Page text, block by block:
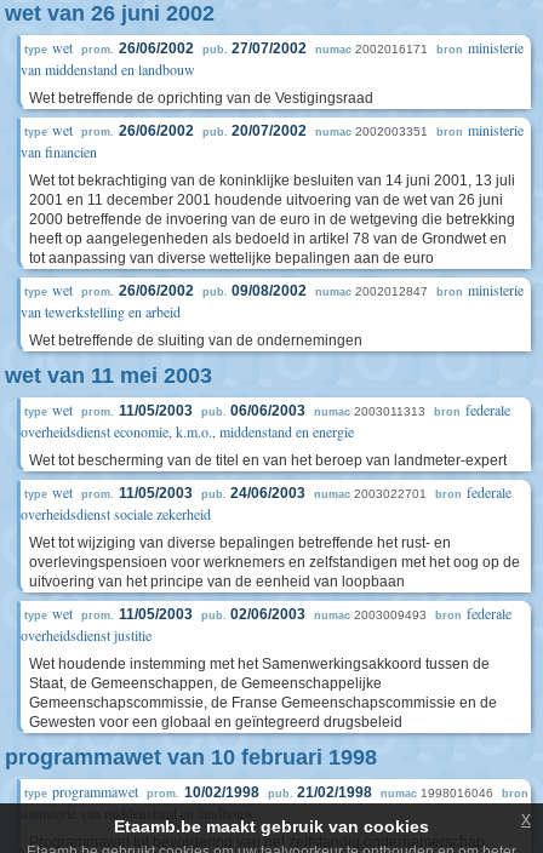
wet van 26 juni 2002
type wet prom. 26/06/2002 pub. 27/07/2002 numac 2002016171 bron ministerie
van middenstand en landbouw
Wet betreffende de oprichting van de Vestigingsraad
type wet prom. 26/06/2002 pub. 20/07/2002 numac 2002003351 bron ministerie
van financien
Wet tot bekrachtiging van de koninklijke besluiten van 14 juni 2001, 13 juli
2001 en 11 december 2001 houdende uitvoering van de wet van 26 juni
2000 betreffende de invoering van de euro in de wetgeving die betrekking
heeft op aangelegenheden als bedoeld in artikel 78 van de Grondwet en
tot aanpassing van diverse wettelijke bepalingen aan de euro
type wet prom. 26/06/2002 pub. 09/08/2002 numac 2002012847 bron ministerie
van tewerkstelling en arbeid
Wet betreffende de sluiting van de ondernemingen
wet van 11 mei 2003
type wet prom. 11/05/2003 pub. 06/06/2003 numac 2003011313 bron federale
overheidsdienst economie, k.m.o., middenstand en energie
Wet tot bescherming van de titel en van het beroep van landmeter-expert
type wet prom. 11/05/2003 pub. 24/06/2003 numac 2003022701 bron federale
overheidsdienst sociale zekerheid
Wet tot wijziging van diverse bepalingen betreffende het rust- en
overlevingspensioen voor werknemers en zelfstandigen met het oog op de
uitvoering van het principe van de eenheid van loopbaan
type wet prom. 11/05/2003 pub. 02/06/2003 numac 2003009493 bron federale
overheidsdienst justitie
Wet houdende instemming met het Samenwerkingsakkoord tussen de
Staat, de Gemeenschappen, de Gemeenschappelijke
Gemeenschapscommissie, de Franse Gemeenschapscommissie en de
Gewesten voor een globaal en geïntegreerd drugsbeleid
programmawet van 10 februari 1998
type programmawet prom. 10/02/1998 pub. 21/02/1998 numac 1998016046 bron
Programmawet tot bevordering van het zelfstandig ondernemerschap
Etaamb.be maakt gebruik van cookies x